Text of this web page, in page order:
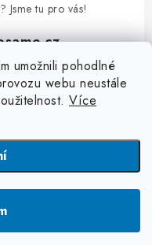
umožnili pohodlné
webu neustále
Více
Jsme tu pro vás!
228
práva vyhrazena.Upravit